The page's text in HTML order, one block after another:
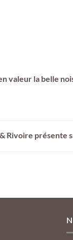
valeur la belle
Rivoire présente